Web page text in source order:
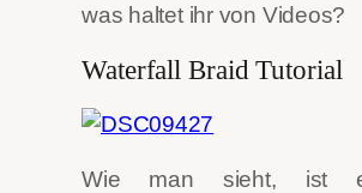
was haltet ihr von Videos?
Waterfall Braid Tutorial
Wie man sieht, ist